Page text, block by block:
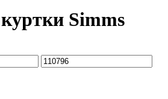
Simms